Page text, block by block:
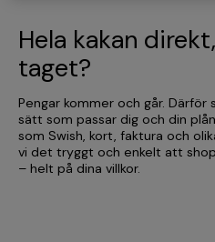
Hela kakan
taget?
Pengar kommer och går.
sätt som passar dig och din
som Swish, kort, faktura och
vi det tryggt och enkelt att
– helt på dina villkor.